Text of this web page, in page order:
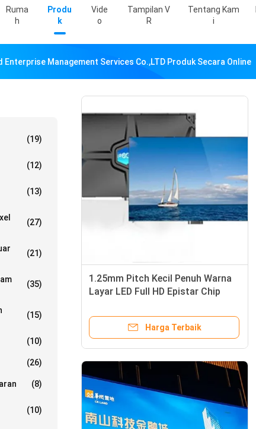
Ruma
H
Produ
K
Vide
O
Tampilan V
R
Tentang Kam
I
Enterprise Management Services Co.,LTD Produk Secara Online
(19)
(12)
(13)
(27)
(21)
(35)
(15)
(10)
(26)
(8)
(10)
1.25mm Pitch Kecil Penuh Warna
Layar LED Full HD Epistar Chip
Harga Terbaik